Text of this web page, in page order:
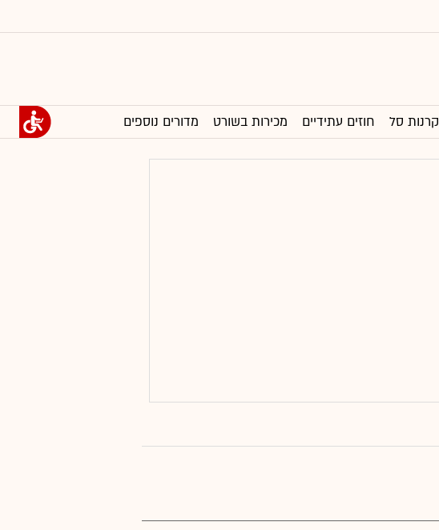
קרנות סל חוזים עתידיים מכירות בשורט מדורים נוספים